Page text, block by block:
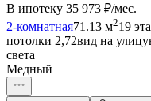
В ипотеку 35 973 ₽/мес.
2-комнатная71.13 м219
потолки 2,72вид на улицу
света
Медный